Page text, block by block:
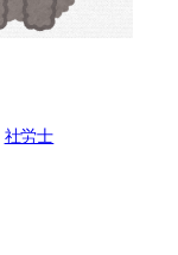
社労士